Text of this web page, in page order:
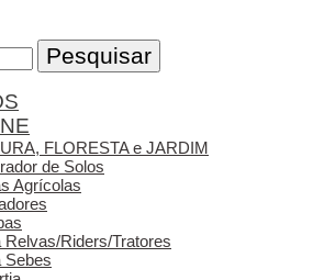
FLORESTA e JARDIM
de Solos
Agrícolas
Relvas/Riders/Tratores
Sebes